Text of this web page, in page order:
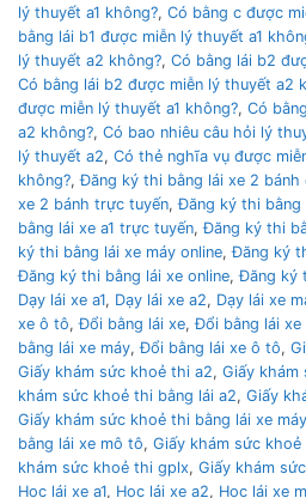
lý thuyết a1 không?, Có bằng c được
bằng lái b1 được miễn lý thuyết a1
lý thuyết a2 không?, Có bằng lái b2
Có bằng lái b2 được miễn lý thuyết a2
được miễn lý thuyết a1 không?, Có
a2 không?, Có bao nhiêu câu hỏi lý
lý thuyết a2, Có thẻ nghĩa vụ được
không?,Đăng ký thi bằng lái xe 2 bánh
xe 2 bánh trực tuyến,Đăng ký thi bằng
bằng lái xe a1 trực tuyến,Đăng ký thi
ký thi bằng lái xe máy online,Đăng ký
Đăng ký thi bằng lái xe online,Đăng ký
Dạy lái xe a1, Dạy lái xe a2, Dạy lái xe
xe ô tô,Đổi bằng lái xe,Đổi bằng lái xe
bằng lái xe máy,Đổi bằng lái xe ô tô,
Giấy khám sức khoẻ thi a2, Giấy khám
khám sức khoẻ thi bằng lái a2, Giấy
Giấy khám sức khoẻ thi bằng lái xe máy
bằng lái xe mô tô, Giấy khám sức
khám sức khoẻ thi gplx, Giấy khám
Học lái xe a1, Học lái xe a2, Học lái xe